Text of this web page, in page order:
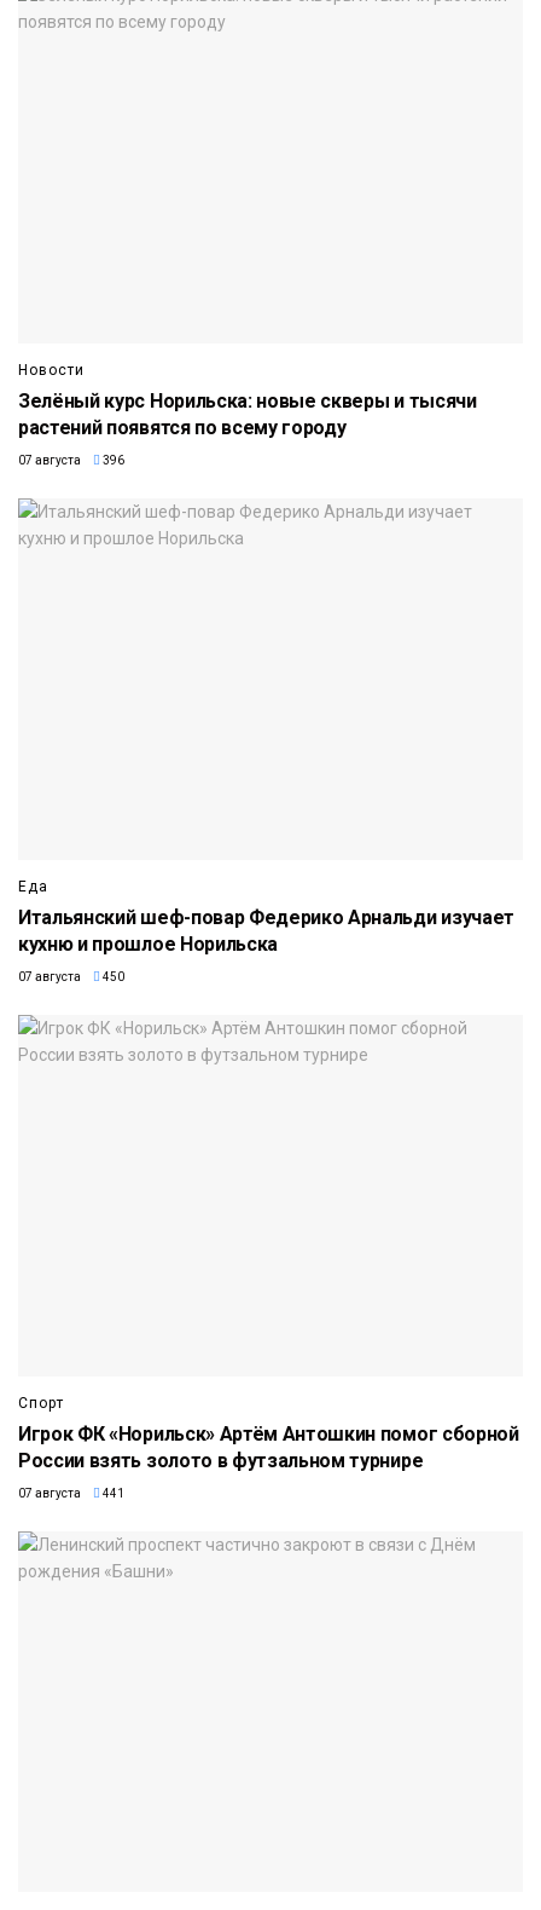
Новости
Зелёный курс Норильска: новые скверы и тысячи
растений появятся по всему городу
07 августа 396
Еда
Итальянский шеф-повар Федерико Арнальди изучает
кухню и прошлое Норильска
07 августа 450
Спорт
Игрок ФК «Норильск» Артём Антошкин помог сборной
России взять золото в футзальном турнире
07 августа 441